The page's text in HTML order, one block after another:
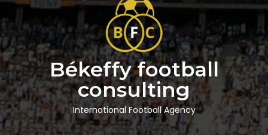
Békeffy football
consulting
International Football Agency